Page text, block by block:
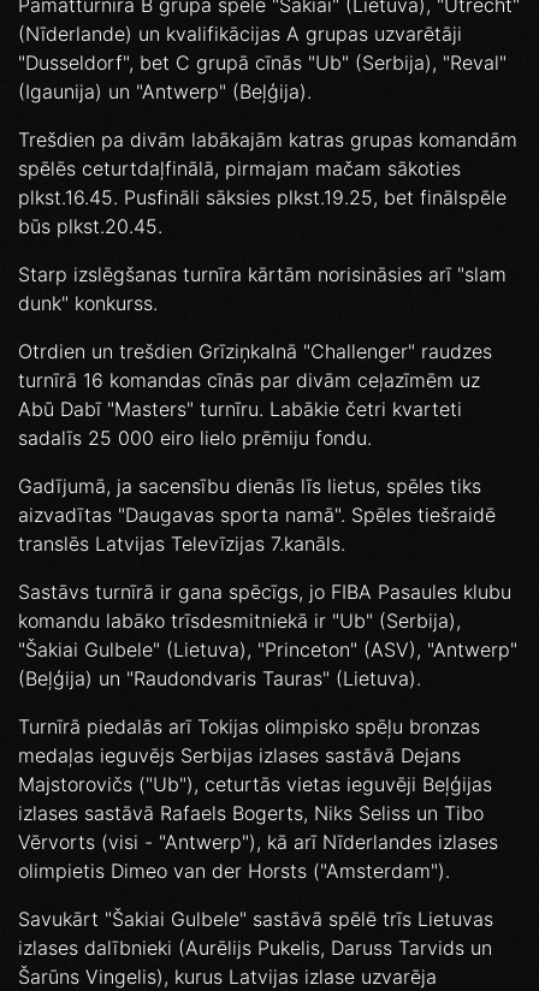
Pamatturnīra B grupā spēlē "Šakiai" (Lietuva), "Utrecht"
(Nīderlande) un kvalifikācijas A grupas uzvarētāji
"Dusseldorf", bet C grupā cīnās "Ub" (Serbija), "Reval"
(Igaunija) un "Antwerp" (Beļģija).
Trešdien pa divām labākajām katras grupas komandām
spēlēs ceturtdaļfinālā, pirmajam mačam sākoties
plkst.16.45. Pusfināli sāksies plkst.19.25, bet finālspēle
būs plkst.20.45.
Starp izslēgšanas turnīra kārtām norisināsies arī "slam
dunk" konkurss.
Otrdien un trešdien Grīziņkalnā "Challenger" raudzes
turnīrā 16 komandas cīnās par divām ceļazīmēm uz
Abū Dabī "Masters" turnīru. Labākie četri kvarteti
sadalīs 25 000 eiro lielo prēmiju fondu.
Gadījumā, ja sacensību dienās līs lietus, spēles tiks
aizvadītas "Daugavas sporta namā". Spēles tiešraidē
translēs Latvijas Televīzijas 7.kanāls.
Sastāvs turnīrā ir gana spēcīgs, jo FIBA Pasaules klubu
komandu labāko trīsdesmitniekā ir "Ub" (Serbija),
"Šakiai Gulbele" (Lietuva), "Princeton" (ASV), "Antwerp"
(Beļģija) un "Raudondvaris Tauras" (Lietuva).
Turnīrā piedalās arī Tokijas olimpisko spēļu bronzas
medaļas ieguvējs Serbijas izlases sastāvā Dejans
Majstorovičs ("Ub"), ceturtās vietas ieguvēji Beļģijas
izlases sastāvā Rafaels Bogerts, Niks Seliss un Tibo
Vērvorts (visi - "Antwerp"), kā arī Nīderlandes izlases
olimpietis Dimeo van der Horsts ("Amsterdam").
Savukārt "Šakiai Gulbele" sastāvā spēlē trīs Lietuvas
izlases dalībnieki (Aurēlijs Pukelis, Daruss Tarvids un
Šarūns Vingelis), kurus Latvijas izlase uzvarēja